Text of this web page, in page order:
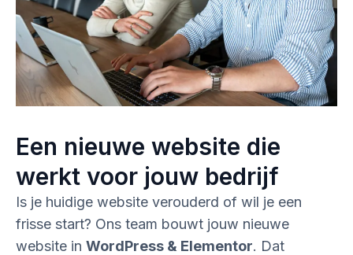
Een nieuwe website die
werkt voor jouw bedrijf
Is je huidige website verouderd of wil je een
frisse start? Ons team bouwt jouw nieuwe
website in WordPress & Elementor. Dat